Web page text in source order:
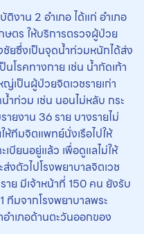
งาน 2 อำเภอ ได้แก่ อำเภอ
ตร ให้บริการตรวจผู้ป่วย
ยซึ่งเป็นจุดน้ำท่วมหนักได้ส่ง
โรคทางกาย เช่น น้ำกัดเท้า
เป็นผู้ป่วยจิตเวชรายเก่า
ำท่วม เช่น นอนไม่หลับ กระ
ยงาน 36 ราย บางรายไม่
ทีมจิตแพทย์นั่งเรือไปให้
บียนอยู่แล้ว เพื่อดูแลไม่ให้
งตัวไปโรงพยาบาลจิตเวช
ย มีเจ้าหน้าที่ 150 คน ยังรับ
ทีมจากโรงพยาบาลพระ
ำเภอด้านตะวันออกของ